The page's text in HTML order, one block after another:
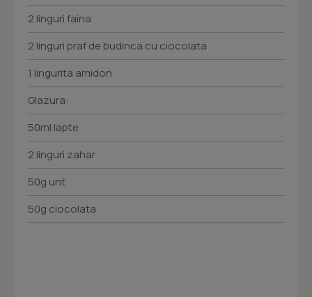
2 linguri faina
2 linguri praf de budinca cu ciocolata
1 lingurita amidon
Glazura:
50ml lapte
2 linguri zahar
50g unt
50g ciocolata